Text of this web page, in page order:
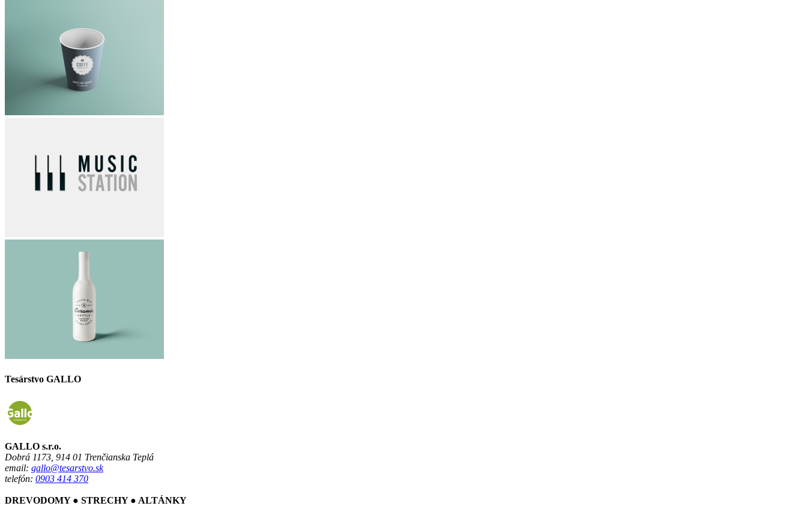
Tesárstvo GALLO
GALLO s.r.o.
Dobrá 1173, 914 01 Trenčianska Teplá
email: gallo@tesarstvo.sk
telefón: 0903 414 370
DREVODOMY ● STRECHY ● ALTÁNKY